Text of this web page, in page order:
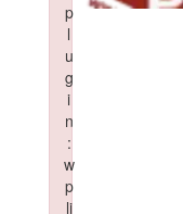
p
l
u
g
i
n
:
w
p
li